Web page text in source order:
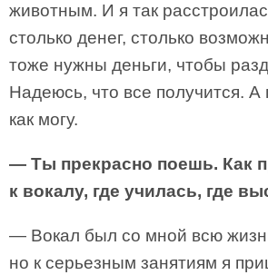
животным. И я так
столько денег, столько
тоже нужны деньги, чтобы
Надеюсь, что все получится. А
как могу.
— Ты прекрасно поешь. Как
к вокалу, где училась, где
— Вокал был со мной всю
но к серьезным занятиям я